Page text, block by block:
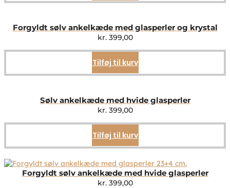
Forgyldt sølv ankelkæde med glasperler og krystal
kr.399,00
Tilføj til kurv
Sølv ankelkæde med hvide glasperler
kr.399,00
Tilføj til kurv
Forgyldt sølv ankelkæde med hvide glasperler
kr.399,00